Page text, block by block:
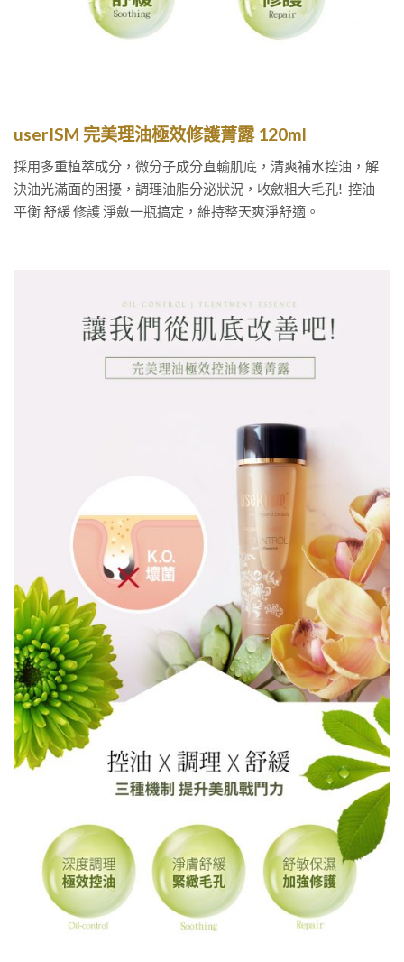
userISM 完美理油極效修護菁露 120ml
採用多重植萃成分，微分子成分直輸肌底，清爽補水控油，解
決油光滿面的困擾，調理油脂分泌狀況，收斂粗大毛孔! 控油
平衡 舒緩 修護 淨斂一瓶搞定，維持整天爽淨舒適。